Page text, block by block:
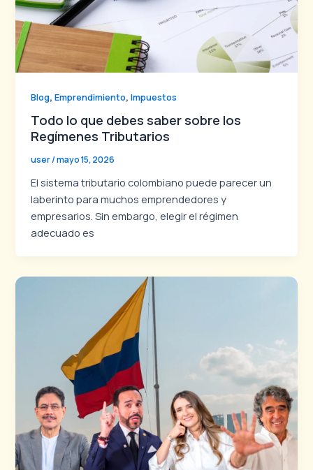
Blog,Emprendimiento,Impuestos
Todo lo que debes saber sobre los
Regímenes Tributarios
user/mayo 15, 2026
El sistema tributario colombiano puede parecer un
laberinto para muchos emprendedores y
empresarios. Sin embargo, elegir el régimen
adecuado es